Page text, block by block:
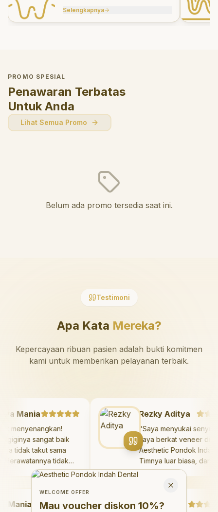
effectively.
Selengkapnya
PROMO SPESIAL
Penawaran Terbatas
Untuk Anda
Lihat Semua Promo
Belum ada promo tersedia saat ini.
Testimoni
Apa Kata Mereka?
Kepercayaan ribuan pasien adalah bukti komitmen
kami untuk memberikan pelayanan terbaik.
Mania
menyenangkan!
giginya sangat baik
saya tidak takut sama
Perawatannya tidak
dan saya bisa bermain
suka pergi ke dokter
sekarang!"
Rezky Aditya
"Saya menyukai
saya berkat veneer
Aesthetic Pondok
Timnya luar biasa,
hasilnya melebihi
saya. Saya
hari.
Welcome Offer
Mau voucher diskon <strong>10%</strong>?
WELCOME OFFER
Mau voucher diskon 10%?
Close